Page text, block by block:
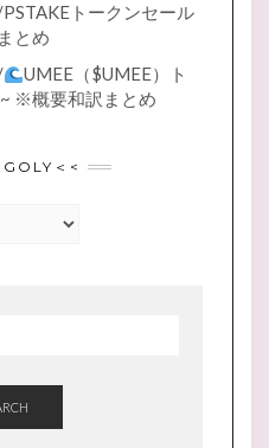
トークンセール
とめ
UMEE（$UMEE）ト
※概要和訳まとめ
＜<